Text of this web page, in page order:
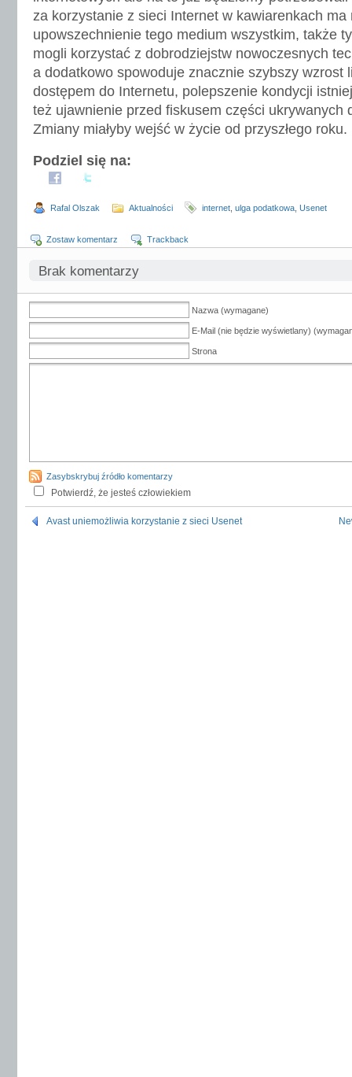
za korzystanie z sieci Internet w kawiarenkach ma
upowszechnienie tego medium wszystkim, także
mogli korzystać z dobrodziejstw nowoczesnych
a dodatkowo spowoduje znacznie szybszy wzrost
dostępem do Internetu, polepszenie kondycji
też ujawnienie przed fiskusem części ukrywanych
Zmiany miałyby wejść w życie od przyszłego roku.
Podziel się na:
Rafal Olszak Aktualności internet ulga podatkowa Usenet
Zostaw komentarz Trackback
Brak komentarzy
Nazwa (wymagane)
E-Mail (nie będzie wyświetlany)
Strona
Zasybskrybuj źródło komentarzy
Potwierdź, że jesteś człowiekiem
Avast uniemożliwia korzystanie z sieci Usenet